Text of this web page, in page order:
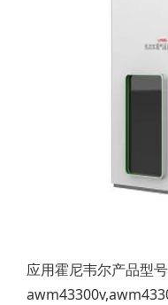
应用霍尼韦尔产品型